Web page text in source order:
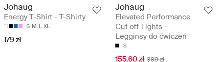
Johaug
Energy T-Shirt - T-Shirty
S M L XL
179 zł
Johaug
Elevated Performance
Cut off Tights -
Legginsy do ćwiczeń
S
155.60 zł 389 zł